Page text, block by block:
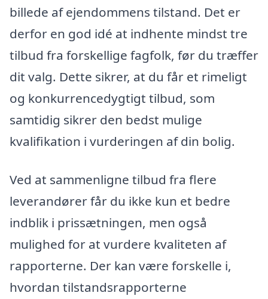
billede af ejendommens tilstand. Det er
derfor en god idé at indhente mindst tre
tilbud fra forskellige fagfolk, før du træffer
dit valg. Dette sikrer, at du får et rimeligt
og konkurrencedygtigt tilbud, som
samtidig sikrer den bedst mulige
kvalifikation i vurderingen af din bolig.
Ved at sammenligne tilbud fra flere
leverandører får du ikke kun et bedre
indblik i prissætningen, men også
mulighed for at vurdere kvaliteten af
rapporterne. Der kan være forskelle i,
hvordan tilstandsrapporterne